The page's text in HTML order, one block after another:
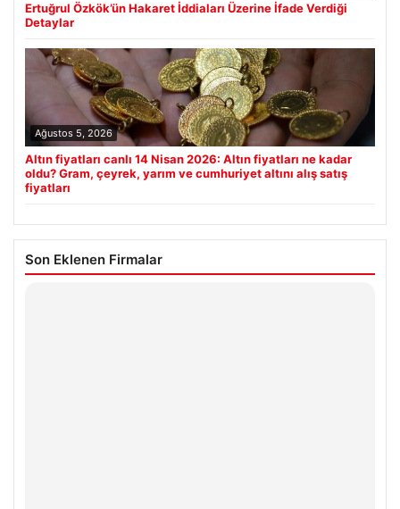
Ertuğrul Özkök’ün Hakaret İddiaları Üzerine İfade Verdiği
Detaylar
Ağustos 5, 2026
Altın fiyatları canlı 14 Nisan 2026: Altın fiyatları ne kadar
oldu? Gram, çeyrek, yarım ve cumhuriyet altını alış satış
fiyatları
Son Eklenen Firmalar